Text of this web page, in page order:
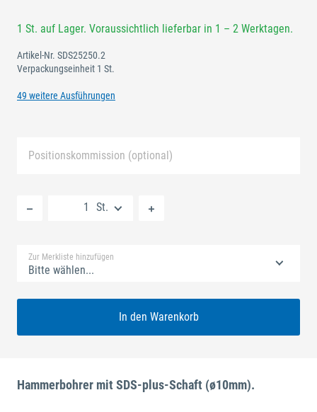
1 St. auf Lager. Voraussichtlich lieferbar in 1 – 2 Werktagen.
Artikel-Nr. SDS25250.2
Verpackungseinheit 1 St.
49 weitere Ausführungen
Positionskommission (optional)
St.
Zur Merkliste hinzufügen
Bitte wählen...
In den Warenkorb
Hammerbohrer mit SDS-plus-Schaft (ø10mm).